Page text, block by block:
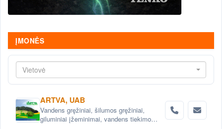
ĮMONĖS
Vietovė
ARTVA, UAB
Vandens gręžiniai, šilumos gręžiniai,
giluminiai įžeminimai, vandens tiekimo